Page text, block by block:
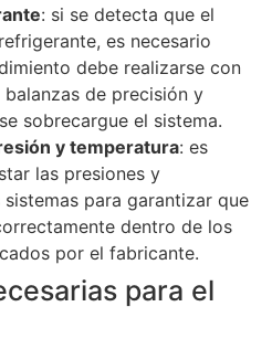
: si se detecta que el
es necesario
debe realizarse con
de precisión y
sobrecargue el sistema.
y temperatura: es
las presiones y
para garantizar que
dentro de los
por el fabricante.
para el